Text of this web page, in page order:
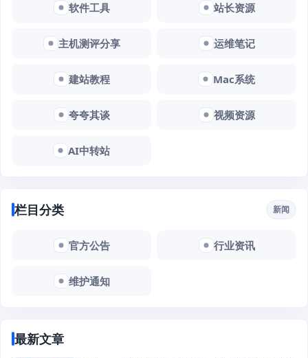
软件工具 站长资源
主机测评分享 运维笔记
建站教程 Mac系统
夸夸其谈 视频资源
AI中转站
栏目分类 新闻
官方公告 行业资讯
维护通知
最新文章